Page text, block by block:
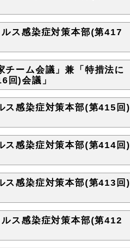
ス感染症対策本部(第417
ーム会議」兼「特措法に
回)会議」
ス感染症対策本部(第415回)
ス感染症対策本部(第414回)
ス感染症対策本部(第413回)
ス感染症対策本部(第412